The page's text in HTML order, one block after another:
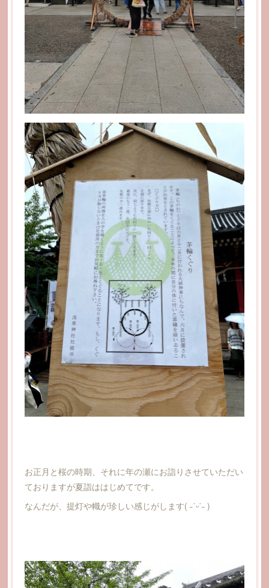
お正月と桜の時期、それに年の瀬にお詣りさせていただい
ておりますが夏詣ははじめてです。
なんだが、提灯や幟が珍しい感じがします( ˶˙ᵕ˙˶ )